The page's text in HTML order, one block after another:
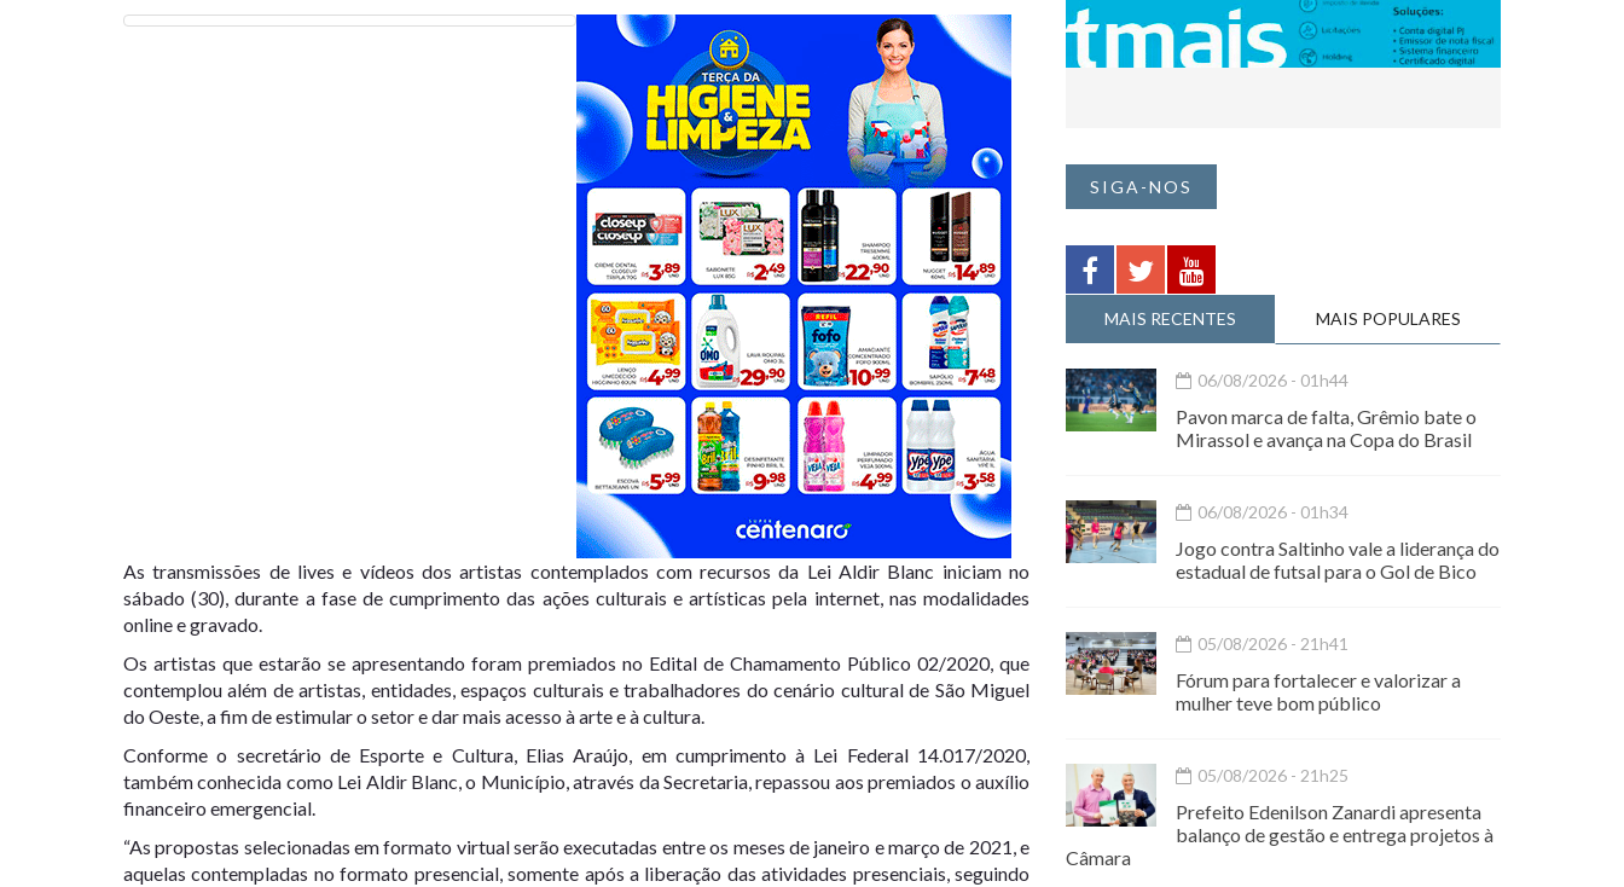
As transmissões de lives e vídeos dos artistas contemplados com recursos da Lei Aldir Blanc iniciam no
sábado (30), durante a fase de cumprimento das ações culturais e artísticas pela internet, nas modalidades
online e gravado.
Os artistas que estarão se apresentando foram premiados no Edital de Chamamento Público 02/2020, que
contemplou além de artistas, entidades, espaços culturais e trabalhadores do cenário cultural de São Miguel
do Oeste, a fim de estimular o setor e dar mais acesso à arte e à cultura.
Conforme o secretário de Esporte e Cultura, Elias Araújo, em cumprimento à Lei Federal 14.017/2020,
também conhecida como Lei Aldir Blanc, o Município, através da Secretaria, repassou aos premiados o auxílio
financeiro emergencial.
“As propostas selecionadas em formato virtual serão executadas entre os meses de janeiro e março de 2021, e
aquelas contempladas no formato presencial, somente após a liberação das atividades presenciais, seguindo
SIGA-NOS
MAIS RECENTES MAIS POPULARES
06/08/2026 - 01h44
Pavon marca de falta, Grêmio bate o
Mirassol e avança na Copa do Brasil
06/08/2026 - 01h34
Jogo contra Saltinho vale a liderança do
estadual de futsal para o Gol de Bico
05/08/2026 - 21h41
Fórum para fortalecer e valorizar a
mulher teve bom público
05/08/2026 - 21h25
Prefeito Edenilson Zanardi apresenta
balanço de gestão e entrega projetos à
Câmara